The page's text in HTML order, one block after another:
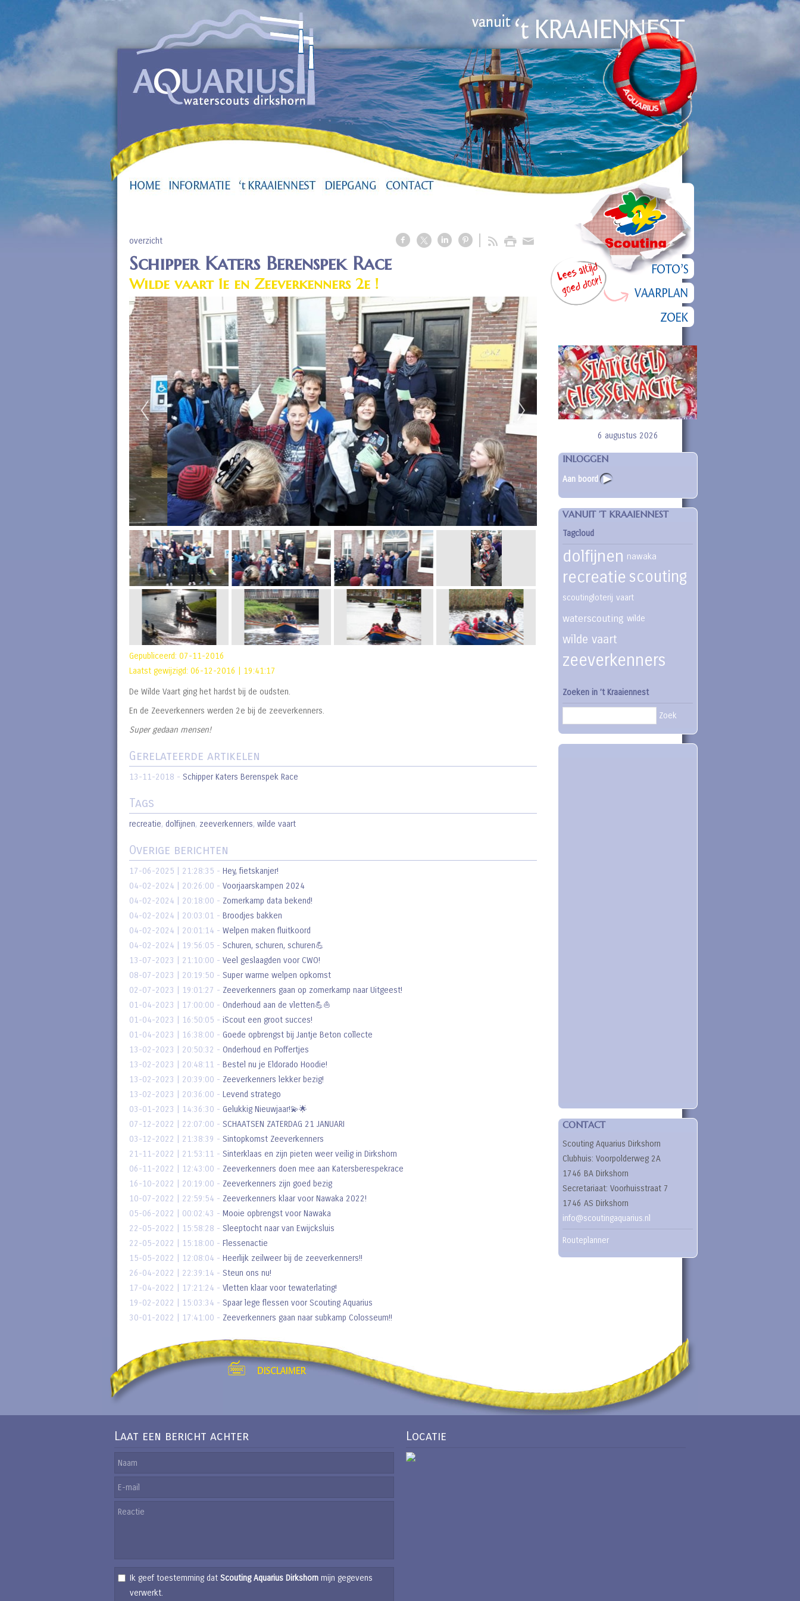
overzicht
Schipper Katers Berenspek Race
Wilde vaart 1e en Zeeverkenners 2e !
Gepubliceerd: 07-11-2016
Laatst gewijzigd: 06-12-2016 | 19:41:17
De Wilde Vaart ging het hardst bij de oudsten.
En de Zeeverkenners werden 2e bij de zeeverkenners.
Super gedaan mensen!
Gerelateerde artikelen
13-11-2018 - Schipper Katers Berenspek Race
Tags
recreatie, dolfijnen, zeeverkenners, wilde vaart
Overige berichten
17-06-2025 | 21:28:35 - Hey, fietskanjer!
04-02-2024 | 20:26:00 - Voorjaarskampen 2024
04-02-2024 | 20:18:00 - Zomerkamp data bekend!
04-02-2024 | 20:03:01 - Broodjes bakken
04-02-2024 | 20:01:14 - Welpen maken fluitkoord
04-02-2024 | 19:56:05 - Schuren, schuren, schuren💪
13-07-2023 | 21:10:00 - Veel geslaagden voor CWO!
08-07-2023 | 20:19:50 - Super warme welpen opkomst
02-07-2023 | 19:01:27 - Zeeverkenners gaan op zomerkamp naar Uitgeest!
01-04-2023 | 17:00:00 - Onderhoud aan de vletten💪⛵️
01-04-2023 | 16:50:05 - iScout een groot succes!
01-04-2023 | 16:38:00 - Goede opbrengst bij Jantje Beton collecte
13-02-2023 | 20:50:32 - Onderhoud en Poffertjes
13-02-2023 | 20:48:11 - Bestel nu je Eldorado Hoodie!
13-02-2023 | 20:39:00 - Zeeverkenners lekker bezig!
13-02-2023 | 20:36:00 - Levend stratego
03-01-2023 | 14:36:30 - Gelukkig Nieuwjaar!💫🌟
07-12-2022 | 22:07:00 - SCHAATSEN ZATERDAG 21 JANUARI
03-12-2022 | 21:38:39 - Sintopkomst Zeeverkenners
21-11-2022 | 21:53:11 - Sinterklaas en zijn pieten weer veilig in Dirkshorn
06-11-2022 | 12:43:00 - Zeeverkenners doen mee aan Katersberespekrace
16-10-2022 | 20:19:00 - Zeeverkenners zijn goed bezig
10-07-2022 | 22:59:54 - Zeeverkenners klaar voor Nawaka 2022!
05-06-2022 | 00:02:43 - Mooie opbrengst voor Nawaka
22-05-2022 | 15:58:28 - Sleeptocht naar van Ewijcksluis
22-05-2022 | 15:18:00 - Flessenactie
15-05-2022 | 12:08:04 - Heerlijk zeilweer bij de zeeverkenners!!
26-04-2022 | 22:39:14 - Steun ons nu!
17-04-2022 | 17:21:24 - Vletten klaar voor tewaterlating!
19-02-2022 | 15:03:34 - Spaar lege flessen voor Scouting Aquarius
30-01-2022 | 17:41:00 - Zeeverkenners gaan naar subkamp Colosseum!!
6 augustus 2026
INLOGGEN
Aan boord
VANUIT ’T KRAAIENNEST
Tagcloud
dolfijnen nawaka
recreatie scouting
scoutingloterij vaart
waterscouting wilde
wilde vaart
zeeverkenners
Zoeken in ’t Kraaiennest
Zoek
CONTACT
Scouting Aquarius Dirkshorn
Clubhuis: Voorpolderweg 2A
1746 BA Dirkshorn
Secretariaat: Voorhuisstraat 7
1746 AS Dirkshorn
info@scoutingaquarius.nl
Routeplanner
Laat een bericht achter
Ik geef toestemming dat Scouting Aquarius Dirkshorn mijn gegevens
verwerkt.
Locatie